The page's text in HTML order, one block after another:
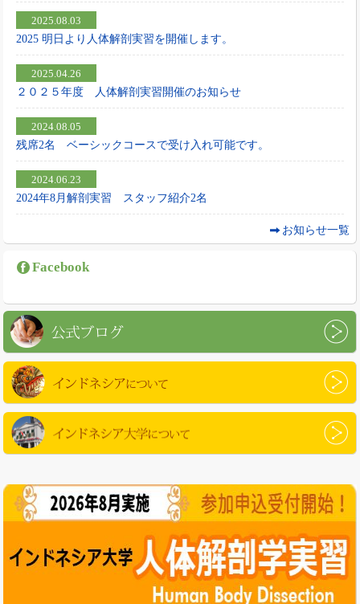
2025.08.03
2025 明日より人体解剖実習を開催します。
2025.04.26
２０２５年度 人体解剖実習開催のお知らせ
2024.08.05
残席2名 ベーシックコースで受け入れ可能です。
2024.06.23
2024年8月解剖実習 スタッフ紹介2名
お知らせ一覧
Facebook
公式ブログ
インドネシアについて
インドネシア大学について